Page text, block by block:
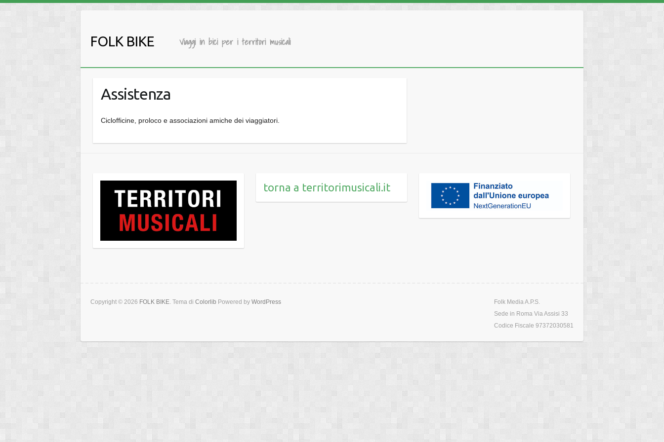
contenuto
FOLK BIKE Viaggi in bici per i territori musicali
Assistenza
Ciclofficine, proloco e associazioni amiche dei viaggiatori.
torna a territorimusicali.it
Copyright © 2026 FOLK BIKE. Tema di Colorlib Powered by WordPress
Folk Media A.P.S.
Sede in Roma Via Assisi 33
Codice Fiscale 97372030581